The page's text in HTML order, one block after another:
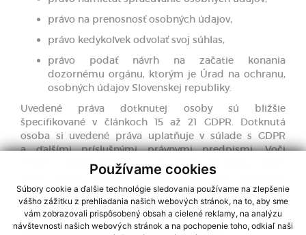
Používame cookies
Súbory cookie a ďalšie technológie sledovania používame na zlepšenie
vášho zážitku z prehliadania našich webových stránok, na to, aby sme
vám zobrazovali prispôsobený obsah a cielené reklamy, na analýzu
návštevnosti našich webových stránok a na pochopenie toho, odkiaľ naši
právo na prenosnosť osobných údajov,
právo kedykoľvek odvolať svoj súhlas,
právo podať návrh na začatie konania
dozornému orgánu, ktorým je Úrad na ochranu,
osobných údajov Slovenskej republiky.
Uvedené práva dotknutej osoby sú bližšie
špecifikované v článkoch 15 až 21 GDPR. Dotknutá
osoba si uvedené práva uplatňuje v súlade s GDPR
a ďalšími príslušnými právnymi predpismi. Voči
Viktória dance servis, s.r.o, si dotknutá osoba môže
svoje práva uplatniť prostredníctvom písomnej
žiadosti alebo elektronickými prostriedkami. Ak o to
požiada dotknutá osoba, informácie môže
prevádzkovateľ poskytnúť aj ústne, ak dotknutá osoba
preukáže svoju totožnosť iným spôsobom.